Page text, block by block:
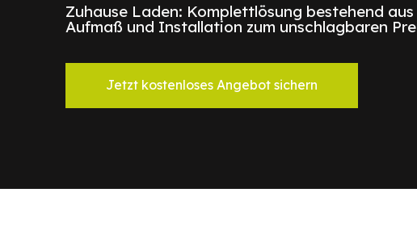
Zuhause Laden: Komplettlösung bestehend
Aufmaß und Installation zum unschlagbaren
Jetzt kostenloses Angebot sichern